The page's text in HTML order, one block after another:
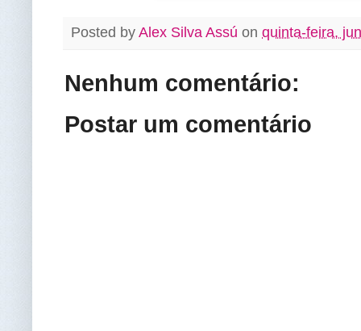
Posted by Alex Silva Assú on quinta-feira,
Nenhum comentário:
Postar um comentário